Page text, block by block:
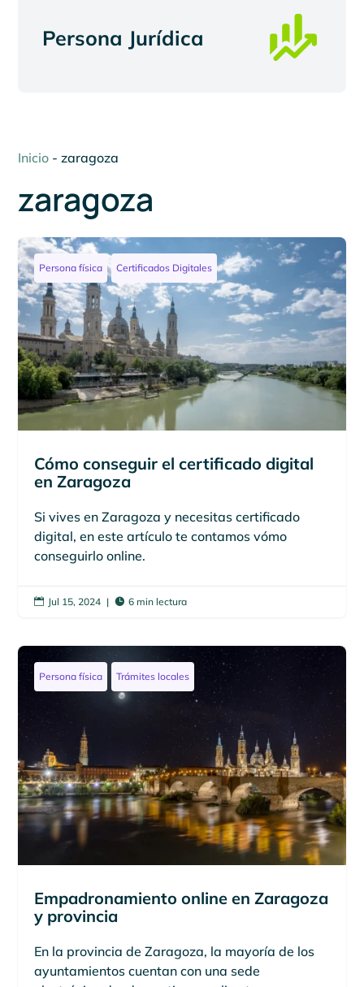
Persona Jurídica
Inicio -zaragoza
zaragoza
Persona física Certificados Digitales
Cómo conseguir el certificado digital
en Zaragoza
Si vives en Zaragoza y necesitas certificado
digital, en este artículo te contamos vómo
conseguirlo online.
 Jul 15, 2024 |  6 min lectura
Persona física Trámites locales
Empadronamiento online en Zaragoza
y provincia
En la provincia de Zaragoza, la mayoría de los
ayuntamientos cuentan con una sede